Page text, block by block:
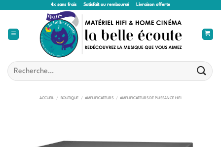
4x sans frais Satisfait ou remboursé Livraison offerte
Recherche
pour :
ACCUEIL / BOUTIQUE / AMPLIFICATEURS / AMPLIFICATEURS DE PUISSANCE HIFI